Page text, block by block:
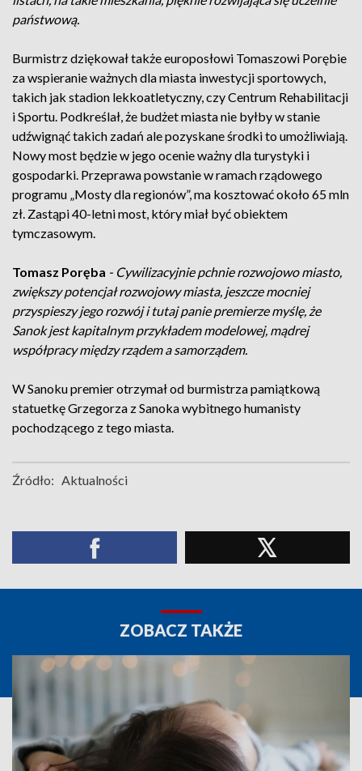
państwową.
Burmistrz dziękował także europosłowi Tomaszowi Porębie
za wspieranie ważnych dla miasta inwestycji sportowych,
takich jak stadion lekkoatletyczny, czy Centrum Rehabilitacji
i Sportu. Podkreślał, że budżet miasta nie byłby w stanie
udźwignąć takich zadań ale pozyskane środki to umożliwiają.
Nowy most będzie w jego ocenie ważny dla turystyki i
gospodarki. Przeprawa powstanie w ramach rządowego
programu „Mosty dla regionów”, ma kosztować około 65 mln
zł. Zastąpi 40-letni most, który miał być obiektem
tymczasowym.
Tomasz Poręba - Cywilizacyjnie pchnie rozwojowo miasto,
zwiększy potencjał rozwojowy miasta, jeszcze mocniej
przyspieszy jego rozwój i tutaj panie premierze myślę, że
Sanok jest kapitalnym przykładem modelowej, mądrej
współpracy między rządem a samorządem.
W Sanoku premier otrzymał od burmistrza pamiątkową
statuetkę Grzegorza z Sanoka wybitnego humanisty
pochodzącego z tego miasta.
Źródło: Aktualności
ZOBACZ TAKŻE